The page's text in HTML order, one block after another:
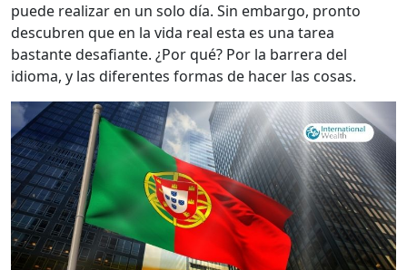
puede realizar en un solo día. Sin embargo, pronto
descubren que en la vida real esta es una tarea
bastante desafiante. ¿Por qué? Por la barrera del
idioma, y las diferentes formas de hacer las cosas.